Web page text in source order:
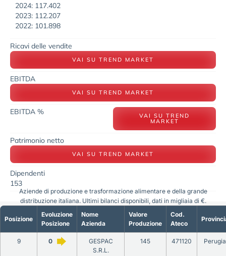
2024: 117.402
2023: 112.207
2022: 101.898
Ricavi delle vendite
VAI SU TREND MARKET
EBITDA
VAI SU TREND MARKET
EBITDA % VAI SU TREND
MARKET
Patrimonio netto
VAI SU TREND MARKET
Dipendenti
153
Posizione
Evoluzione
Posizione
Nome
Azienda
Valore
Produzione
Cod.
Ateco
9 0
GESPAC
S.R.L.
145 471120 Perugia
Aziende di produzione e trasformazione alimentare e della grande
distribuzione italiana. Ultimi bilanci disponibili, dati in migliaia di €.